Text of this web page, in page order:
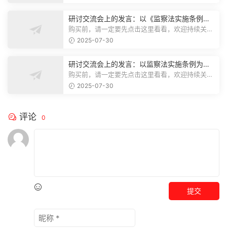
研讨交流会上的发言：以《监察法实施条例》
为纲,推动巡察工作高质量发展
购买前，请一定要先点击这里看看，欢迎持续关
注，精彩模板每天推送预览结束，本文...
2025-07-30
研讨交流会上的发言：以监察法实施条例为纲
推动巡察工作高质量发展
购买前，请一定要先点击这里看看，欢迎持续关
注，精彩模板每天推送预览结束，本文...
2025-07-30
评论 0
提交